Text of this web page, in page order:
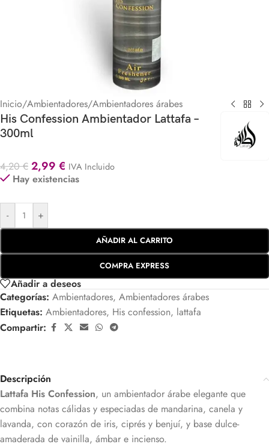
Inicio/Ambientadores/Ambientadores árabes
His Confession Ambientador Lattafa –
300ml
4,20€ 2,99 € IVA Incluido
Hay existencias
- +
AÑADIR AL CARRITO
COMPRA EXPRESS
Añadir a deseos
Categorías: Ambientadores, Ambientadores árabes
Etiquetas: Ambientadores, His confession, lattafa
Compartir:
Descripción
Lattafa His Confession, un ambientador árabe elegante que
combina notas cálidas y especiadas de mandarina, canela y
lavanda, con corazón de iris, ciprés y benjuí, y base dulce-
amaderada de vainilla, ámbar e incienso.